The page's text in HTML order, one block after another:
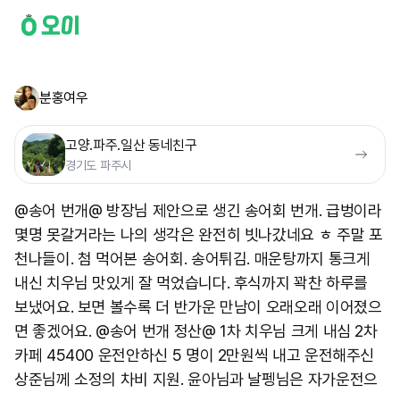
분홍여우
고양.파주.일산 동네친구
경기도 파주시
@송어 번개@ 방장님 제안으로 생긴 송어회 번개. 급벙이라
몇명 못갈거라는 나의 생각은 완전히 빗나갔네요 ㅎ 주말 포
천나들이. 첨 먹어본 송어회. 송어튀김. 매운탕까지 통크게
내신 치우님 맛있게 잘 먹었습니다. 후식까지 꽉찬 하루를
보냈어요. 보면 볼수록 더 반가운 만남이 오래오래 이어졌으
면 좋겠어요. @송어 번개 정산@ 1차 치우님 크게 내심 2차
카페 45400 운전안하신 5 명이 2만원씩 내고 운전해주신
상준님께 소정의 차비 지원. 윤아님과 날펭님은 자가운전으